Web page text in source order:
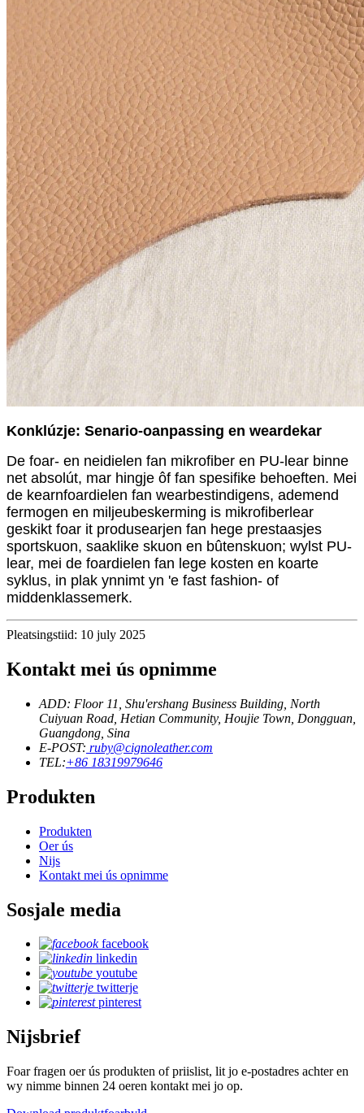
Konklúzje: Senario-oanpassing en weardekar
De foar- en neidielen fan mikrofiber en PU-lear binne
net absolút, mar hingje ôf fan spesifike behoeften. Mei
de kearnfoardielen fan wearbestindigens, ademend
fermogen en miljeubeskerming is mikrofiberlear
geskikt foar it produsearjen fan hege prestaasjes
sportskuon, saaklike skuon en bûtenskuon; wylst PU-
lear, mei de foardielen fan lege kosten en koarte
syklus, in plak ynnimt yn 'e fast fashion- of
middenklassemerk.
Pleatsingstiid: 10 july 2025
Kontakt mei ús opnimme
ADD: Floor 11, Shu'ershang Business Building, North
Cuiyuan Road, Hetian Community, Houjie Town, Dongguan,
Guangdong, Sina
E-POST: ruby@cignoleather.com
TEL:+86 18319979646
Produkten
Produkten
Oer ús
Nijs
Kontakt mei ús opnimme
Sosjale media
facebook
linkedin
youtube
twitterje
pinterest
Nijsbrief
Foar fragen oer ús produkten of priislist, lit jo e-postadres achter en
wy nimme binnen 24 oeren kontakt mei jo op.